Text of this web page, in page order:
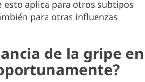
aplica para otros subtipos
para otras influenzas
de la gripe en